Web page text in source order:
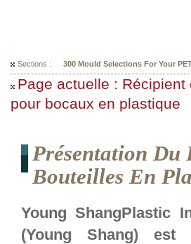
Sections : 300 Mould Selections For Your
Page actuelle :
pour bocaux en plastique
Présentation
Bouteilles En
Young ShangPlastic
(Young Shang) est